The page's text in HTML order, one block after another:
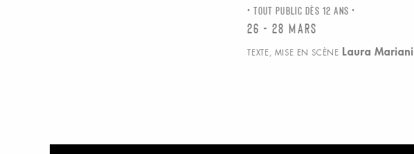
TOUT PUBLIC DÈS 12 ANS
26 - 28 mars
TEXTE, MISE EN SCÈNE Laura Mariani